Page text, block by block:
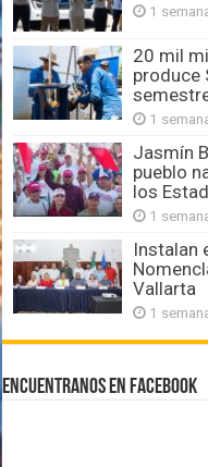
1
20 mil
produce
1
Jasmín
pueblo
los
1
Instalan
Vallarta
1
Encuentranos en Facebook